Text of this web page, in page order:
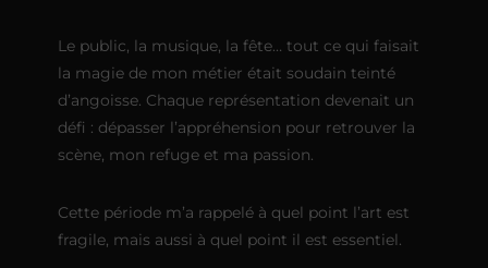
Le public, la musique, la fête… tout ce qui faisait
la magie de mon métier était soudain teinté
d’angoisse. Chaque représentation devenait un
défi : dépasser l’appréhension pour retrouver la
scène, mon refuge et ma passion.
Cette période m’a rappelé à quel point l’art est
fragile, mais aussi à quel point il est essentiel.